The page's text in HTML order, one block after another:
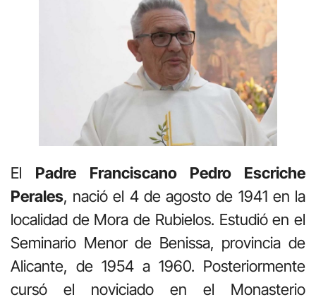
El Padre Franciscano Pedro Escriche
Perales, nació el 4 de agosto de 1941 en la
localidad de Mora de Rubielos. Estudió en el
Seminario Menor de Benissa, provincia de
Alicante, de 1954 a 1960. Posteriormente
cursó el noviciado en el Monasterio